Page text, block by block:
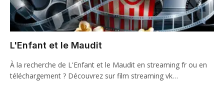
L'Enfant et le Maudit
À la recherche de L'Enfant et le Maudit en streaming fr ou en
téléchargement ? Découvrez sur film streaming vk…